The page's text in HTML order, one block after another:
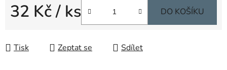
32 Kč/ ks DO KOŠÍKU
Tisk Zeptat se Sdílet